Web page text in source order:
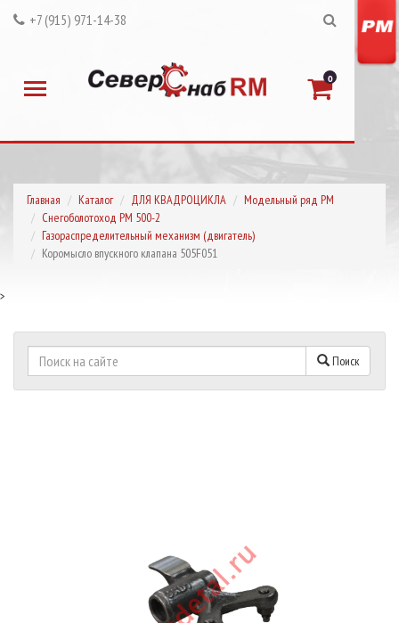
+7 (915) 971-14-38
0
Главная Каталог ДЛЯ КВАДРОЦИКЛА
Модельный ряд РМ
Снегоболотоход РМ 500-2
Газораспределительный механизм (двигатель)
Коромысло впускного клапана 505F051
>
Поиск